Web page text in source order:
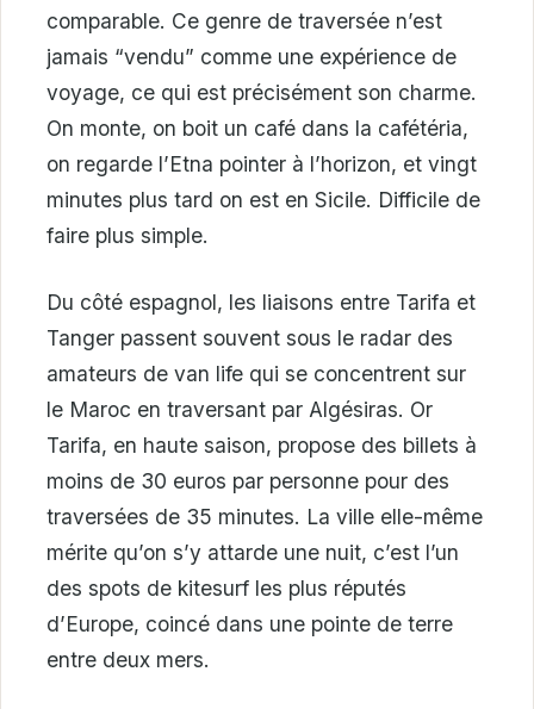
comparable. Ce genre de traversée n’est
jamais “vendu” comme une expérience de
voyage, ce qui est précisément son charme.
On monte, on boit un café dans la cafétéria,
on regarde l’Etna pointer à l’horizon, et vingt
minutes plus tard on est en Sicile. Difficile de
faire plus simple.
Du côté espagnol, les liaisons entre Tarifa et
Tanger passent souvent sous le radar des
amateurs de van life qui se concentrent sur
le Maroc en traversant par Algésiras. Or
Tarifa, en haute saison, propose des billets à
moins de 30 euros par personne pour des
traversées de 35 minutes. La ville elle-même
mérite qu’on s’y attarde une nuit, c’est l’un
des spots de kitesurf les plus réputés
d’Europe, coincé dans une pointe de terre
entre deux mers.